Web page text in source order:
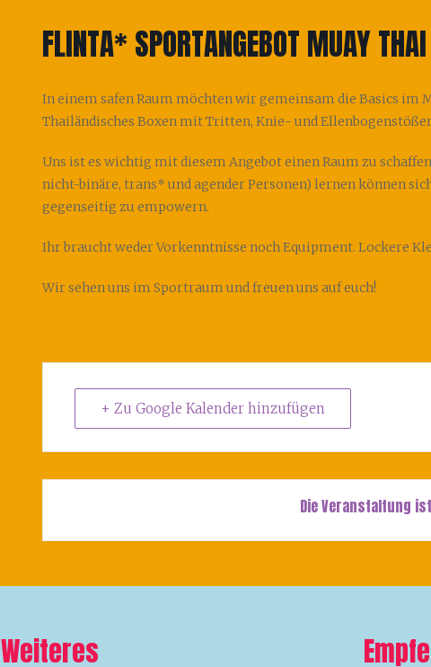
FLINTA* SPORTANGEBOT MUAY THAI
In einem safen Raum möchten wir gemeinsam die Basics im
Thailändisches Boxen mit Tritten, Knie- und
Uns ist es wichtig mit diesem Angebot einen Raum zu
nicht-binäre, trans* und agender Personen) lernen können
gegenseitig zu empowern.
Ihr braucht weder Vorkenntnisse noch Equipment. Lockere
Wir sehen uns im Sportraum und freuen uns auf euch!
+ Zu Google Kalender hinzufügen
Die Veranstaltung
Weiteres